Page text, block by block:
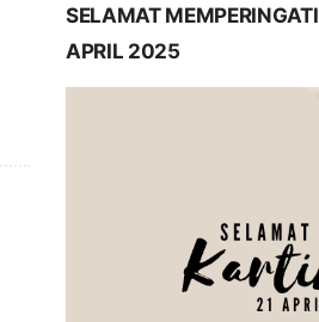
SELAMAT
APRIL 2025